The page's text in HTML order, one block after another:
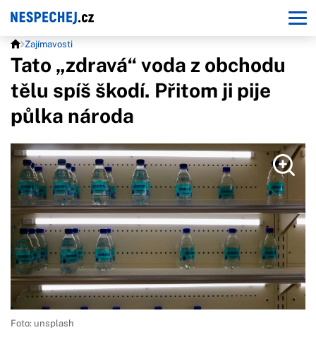
Zajímavosti
Tato „zdravá“ voda z obchodu
tělu spíš škodí. Přitom ji pije
půlka národa
Foto: unsplash